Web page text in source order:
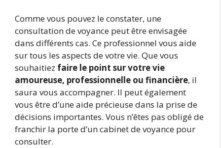
Comme vous pouvez le constater, une
consultation de voyance peut être envisagée
dans différents cas. Ce professionnel vous aide
sur tous les aspects de votre vie. Que vous
souhaitiez faire le point sur votre vie
amoureuse, professionnelle ou financière, il
saura vous accompagner. Il peut également
vous être d’une aide précieuse dans la prise de
décisions importantes. Vous n’êtes pas obligé de
franchir la porte d’un cabinet de voyance pour
consulter.